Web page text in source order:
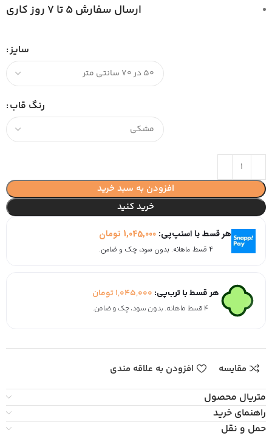
ارسال سفارش 5 تا 7 روز کاری
سایز
رنگ قاب
افزودن به سبد خرید
خرید کنید
هر قسط با اسنپ‌پی:1,045,000 تومان
۴ قسط ماهانه. بدون سود، چک و ضامن.
هر قسط با ترب‌پی: 1,045,000تومان
۴ قسط ماهانه. بدون سود، چک و ضامن.
مقایسه افزودن به علاقه مندی
متریال محصول
راهنمای خرید
حمل و نقل